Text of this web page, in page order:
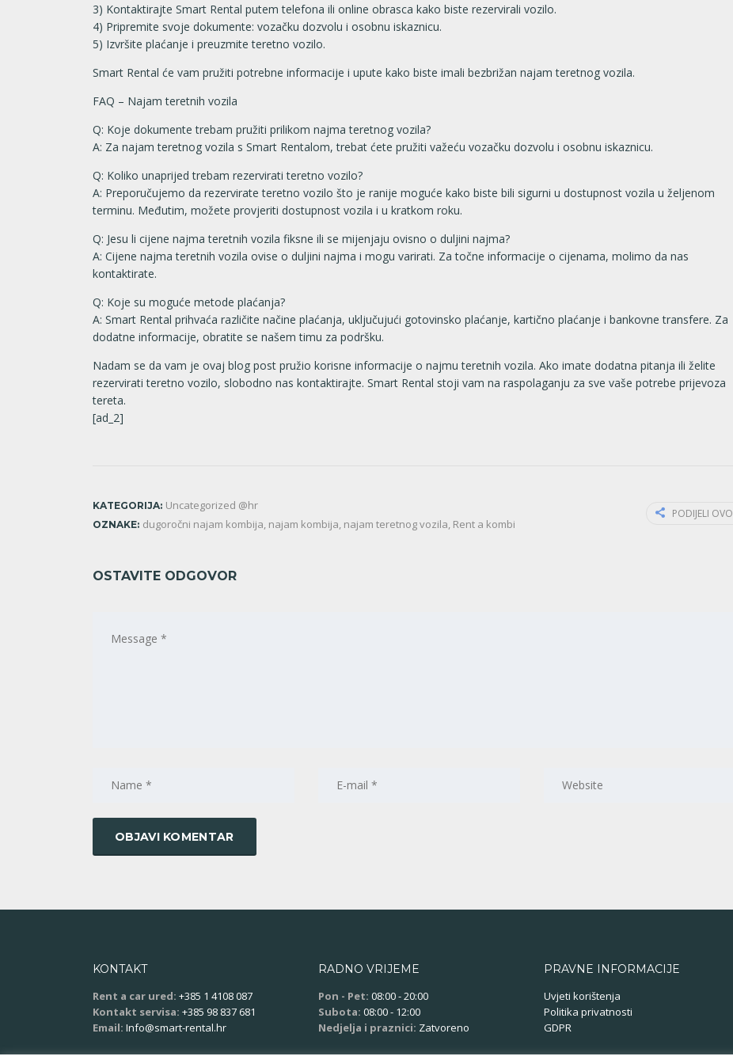
3) Kontaktirajte Smart Rental putem telefona ili online obrasca kako biste rezervirali vozilo.
4) Pripremite svoje dokumente: vozačku dozvolu i osobnu iskaznicu.
5) Izvršite plaćanje i preuzmite teretno vozilo.
Smart Rental će vam pružiti potrebne informacije i upute kako biste imali bezbrižan najam teretnog vozila.
FAQ – Najam teretnih vozila
Q: Koje dokumente trebam pružiti prilikom najma teretnog vozila?
A: Za najam teretnog vozila s Smart Rentalom, trebat ćete pružiti važeću vozačku dozvolu i osobnu iskaznicu.
Q: Koliko unaprijed trebam rezervirati teretno vozilo?
A: Preporučujemo da rezervirate teretno vozilo što je ranije moguće kako biste bili sigurni u dostupnost vozila u željenom
terminu. Međutim, možete provjeriti dostupnost vozila i u kratkom roku.
Q: Jesu li cijene najma teretnih vozila fiksne ili se mijenjaju ovisno o duljini najma?
A: Cijene najma teretnih vozila ovise o duljini najma i mogu varirati. Za točne informacije o cijenama, molimo da nas
kontaktirate.
Q: Koje su moguće metode plaćanja?
A: Smart Rental prihvaća različite načine plaćanja, uključujući gotovinsko plaćanje, kartično plaćanje i bankovne transfere. Za
dodatne informacije, obratite se našem timu za podršku.
Nadam se da vam je ovaj blog post pružio korisne informacije o najmu teretnih vozila. Ako imate dodatna pitanja ili želite
rezervirati teretno vozilo, slobodno nas kontaktirajte. Smart Rental stoji vam na raspolaganju za sve vaše potrebe prijevoza
tereta.
[ad_2]
KATEGORIJA: Uncategorized @hr
OZNAKE: dugoročni najam kombija, najam kombija, najam teretnog vozila, Rent a kombi
PODIJELI OVO
OSTAVITE ODGOVOR
KONTAKT
Rent a car ured: +385 1 4108 087
Kontakt servisa: +385 98 837 681
Email: Info@smart-rental.hr
RADNO VRIJEME
Pon - Pet: 08:00 - 20:00
Subota: 08:00 - 12:00
Nedjelja i praznici: Zatvoreno
PRAVNE INFORMACIJE
Uvjeti korištenja
Politika privatnosti
GDPR